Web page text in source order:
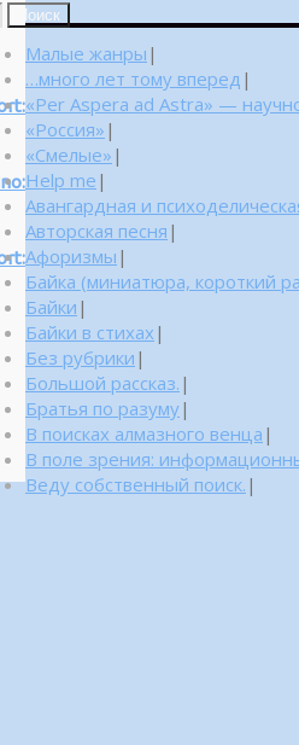
Поиск
Малые жанры |
…много лет тому вперед |
«Per Aspera ad Astra» —
«Россия» |
«Смелые» |
Help me |
Авангардная и
Авторская песня |
Афоризмы |
Байка (миниатюра, короткий
Байки |
Байки в стихах |
Без рубрики |
Большой рассказ. |
Братья по разуму|
В поисках алмазного венца |
В поле зрения:
Веду собственный поиск. |